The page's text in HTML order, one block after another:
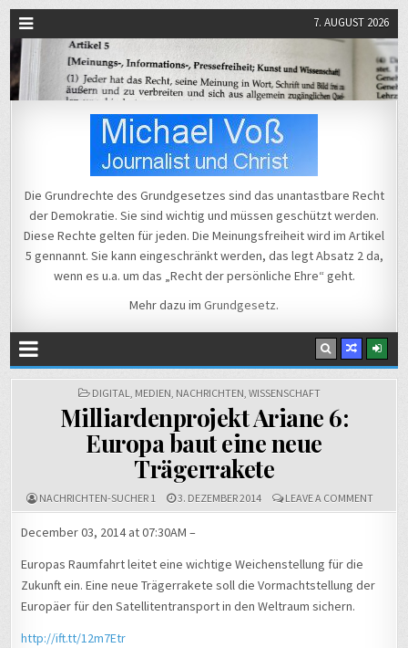
7. AUGUST 2026
Michael Voß
Die Grundrechte des Grundgesetzes sind das unantastbare Recht
der Demokratie. Sie sind wichtig und müssen geschützt werden.
Diese Rechte gelten für jeden. Die Meinungsfreiheit wird im Artikel
5 gennannt. Sie kann eingeschränkt werden, das legt Absatz 2 da,
wenn es u.a. um das „Recht der persönliche Ehre“ geht.
Mehr dazu im Grundgesetz.
POSTED
IN
DIGITAL, MEDIEN, NACHRICHTEN, WISSENSCHAFT
Milliardenprojekt Ariane 6:
Europa baut eine neue
Trägerrakete
NACHRICHTEN-SUCHER 1 3. DEZEMBER 2014 LEAVE A COMMENTON
NEUE
December 03, 2014 at 07:30AM –
Europas Raumfahrt leitet eine wichtige Weichenstellung für die
Zukunft ein. Eine neue Trägerrakete soll die Vormachtstellung der
Europäer für den Satellitentransport in den Weltraum sichern.
http://ift.tt/12m7Etr